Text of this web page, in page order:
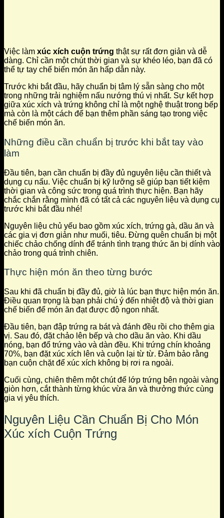
Việc làm xúc xích cuộn trứng thật sự rất đơn giản và dễ
dàng. Chỉ cần một chút thời gian và sự khéo léo, bạn đã có
thể tự tay chế biến món ăn hấp dẫn này.
Trước khi bắt đầu, hãy chuẩn bị tâm lý sẵn sàng cho một
trong những trải nghiệm nấu nướng thú vị nhất. Sự kết hợp
giữa xúc xích và trứng không chỉ là một nghệ thuật trong bếp
mà còn là một cách để bạn thêm phần sáng tạo trong việc
chế biến món ăn.
Những điều cần chuẩn bị trước khi bắt tay vào
làm
Đầu tiên, bạn cần chuẩn bị đầy đủ nguyên liệu cần thiết và
dụng cụ nấu. Việc chuẩn bị kỹ lưỡng sẽ giúp bạn tiết kiệm
thời gian và công sức trong quá trình thực hiện. Bạn hãy
chắc chắn rằng mình đã có tất cả các nguyên liệu và dụng cụ
trước khi bắt đầu nhé!
Nguyên liệu chủ yếu bao gồm xúc xích, trứng gà, dầu ăn và
các gia vị đơn giản như muối, tiêu. Đừng quên chuẩn bị một
chiếc chảo chống dính để tránh tình trạng thức ăn bị dính vào
chảo trong quá trình chiên.
Thực hiện món ăn theo từng bước
Sau khi đã chuẩn bị đầy đủ, giờ là lúc bạn thực hiện món ăn.
Điều quan trọng là bạn phải chú ý đến nhiệt độ và thời gian
chế biến để món ăn đạt được độ ngon nhất.
Đầu tiên, bạn đập trứng ra bát và đánh đều rồi cho thêm gia
vị. Sau đó, đặt chảo lên bếp và cho dầu ăn vào. Khi dầu
nóng, bạn đổ trứng vào và dàn đều. Khi trứng chín khoảng
70%, bạn đặt xúc xích lên và cuộn lại từ từ. Đảm bảo rằng
bạn cuộn chặt để xúc xích không bị rơi ra ngoài.
Cuối cùng, chiên thêm một chút để lớp trứng bên ngoài vàng
giòn hơn, cắt thành từng khúc vừa ăn và thưởng thức cùng
gia vị yêu thích.
Nguyên Liệu Cần Chuẩn Bị Cho Món
Xúc xích Cuộn Trứng